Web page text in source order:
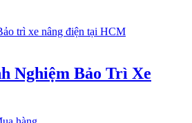
Nghiệm Bảo Trì Xe